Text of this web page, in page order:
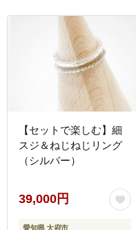
【セットで楽しむ】細
スジ＆ねじねじリング
（シルバー）
39,000円
愛知県 大府市